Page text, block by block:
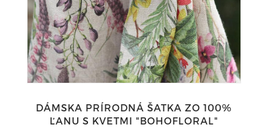
DÁMSKA PRÍRODNÁ ŠATKA ZO 100%
ĽANU S KVETMI "BOHOFLORAL"